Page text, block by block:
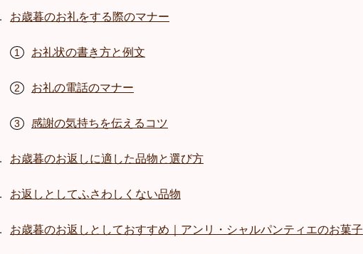
お歳暮のお礼をする際のマナー
お礼状の書き方と例文
お礼の電話のマナー
感謝の気持ちを伝えるコツ
お歳暮のお返しに適した品物と選び方
お返しとしてふさわしくない品物
お歳暮のお返しとしておすすめ｜アンリ・シャルパンティエのお菓子